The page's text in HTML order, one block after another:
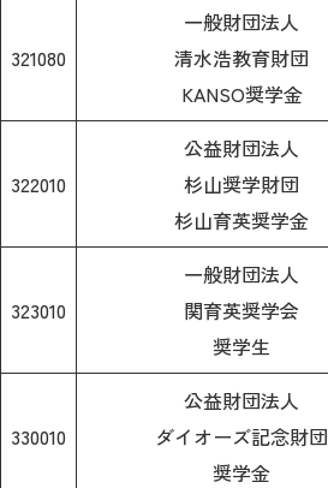
321080
一般財団法人
清水浩教育財団
KANSO奨学金
322010
公益財団法人
杉山奨学財団
杉山育英奨学金
323010
一般財団法人
関育英奨学会
奨学生
330010
公益財団法人
ダイオーズ記念財団
奨学金